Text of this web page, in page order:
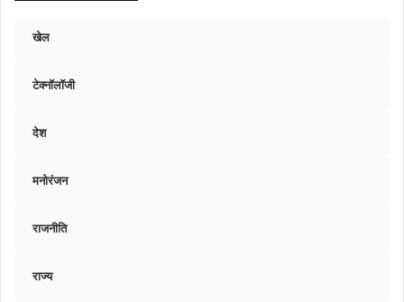
खेल
टेक्नॉलॉजी
देश
मनोरंजन
राजनीति
राज्य